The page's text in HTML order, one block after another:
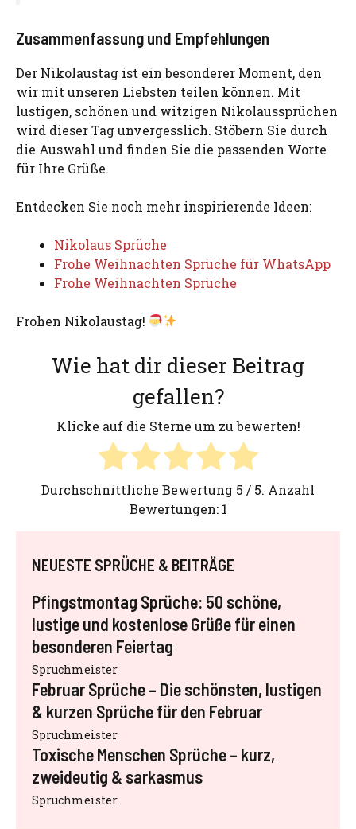
Zusammenfassung und Empfehlungen
Der Nikolaustag ist ein besonderer Moment, den
wir mit unseren Liebsten teilen können. Mit
lustigen, schönen und witzigen Nikolaussprüchen
wird dieser Tag unvergesslich. Stöbern Sie durch
die Auswahl und finden Sie die passenden Worte
für Ihre Grüße.
Entdecken Sie noch mehr inspirierende Ideen:
Nikolaus Sprüche
Frohe Weihnachten Sprüche für WhatsApp
Frohe Weihnachten Sprüche
Frohen Nikolaustag!
Wie hat dir dieser Beitrag
gefallen?
Klicke auf die Sterne um zu bewerten!
Durchschnittliche Bewertung 5 / 5. Anzahl
Bewertungen: 1
NEUESTE SPRÜCHE & BEITRÄGE
Pfingstmontag Sprüche: 50 schöne,
lustige und kostenlose Grüße für einen
besonderen Feiertag
Spruchmeister
Februar Sprüche – Die schönsten, lustigen
& kurzen Sprüche für den Februar
Spruchmeister
Toxische Menschen Sprüche – kurz,
zweideutig & sarkasmus
Spruchmeister